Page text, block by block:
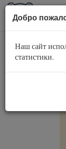
Игра
Добро
Наш сайт
статистики.